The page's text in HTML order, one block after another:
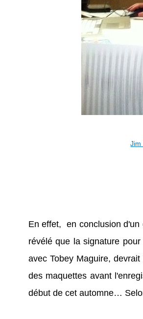
Jim
En effet, en conclusion d'un
révélé que la signature
avec Tobey Maguire,
des maquettes avant
début de cet automne…